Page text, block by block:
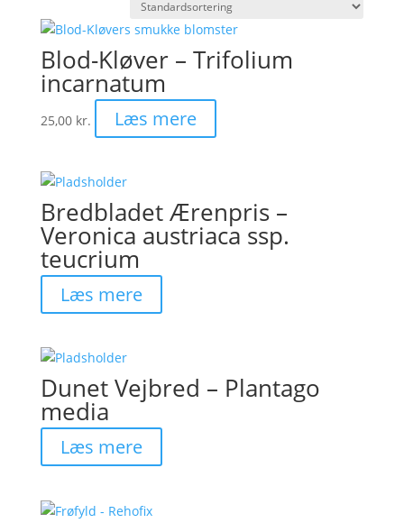
Blod-Kløver – Trifolium
incarnatum
25,00 kr. Læs mere
Bredbladet Ærenpris –
Veronica austriaca ssp.
teucrium
Læs mere
Dunet Vejbred – Plantago
media
Læs mere